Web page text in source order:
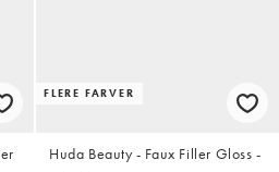
FLERE FARVER
Huda Beauty - Faux Filler Gloss -